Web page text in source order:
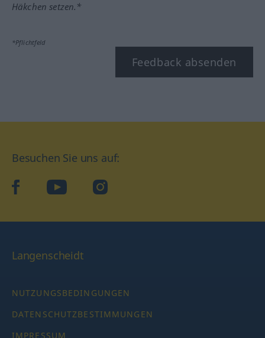
Häkchen setzen.*
*Pflichtfeld
Feedback absenden
Besuchen Sie uns auf:
facebookYouTube Instagram
Langenscheidt
NUTZUNGSBEDINGUNGEN
DATENSCHUTZBESTIMMUNGEN
IMPRESSUM